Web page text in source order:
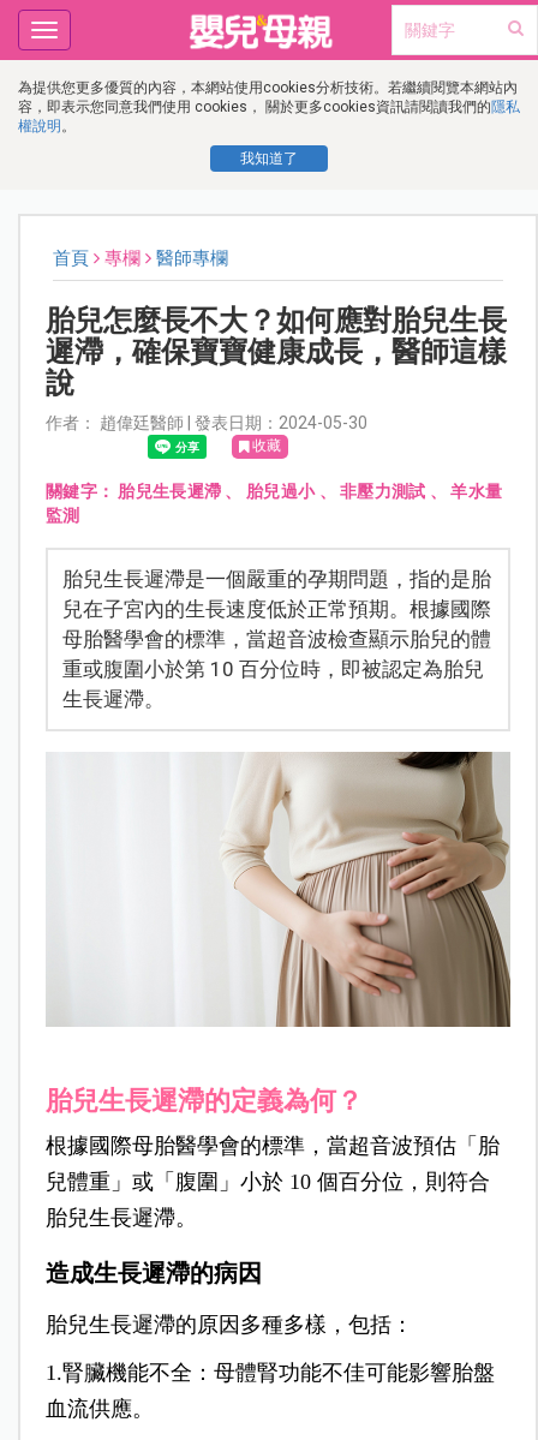
為提供您更多優質的內容，本網站使用cookies分析技術。若繼續閱覽本網站內
容，即表示您同意我們使用 cookies， 關於更多cookies資訊請閱讀我們的隱私
權說明 。
我知道了
Toggle
navigation
首頁 專欄 醫師專欄
胎兒怎麼長不大？如何應對胎兒生長
遲滯，確保寶寶健康成長，醫師這樣
說
作者： 趙偉廷醫師 | 發表日期：2024-05-30
收藏
關鍵字： 胎兒生長遲滯 、 胎兒過小、非壓力測試 、羊水量
監測
胎兒生長遲滯是一個嚴重的孕期問題，指的是胎
兒在子宮內的生長速度低於正常預期。根據國際
母胎醫學會的標準，當超音波檢查顯示胎兒的體
重或腹圍小於第 10 百分位時，即被認定為胎兒
生長遲滯。
胎兒生長遲滯的定義為何？
根據國際母胎醫學會的標準，當超音波預估「胎
兒體重」或「腹圍」小於 10 個百分位，則符合
胎兒生長遲滯。
造成生長遲滯的病因
胎兒生長遲滯的原因多種多樣，包括：
1.腎臟機能不全：母體腎功能不佳可能影響胎盤
血流供應。